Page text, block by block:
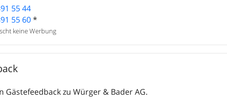
55 44
55 60*
keine Werbung
Gästefeedback zu Würger & Bader AG.